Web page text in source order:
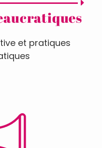
et pratiques